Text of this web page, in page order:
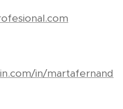
in/martafernand